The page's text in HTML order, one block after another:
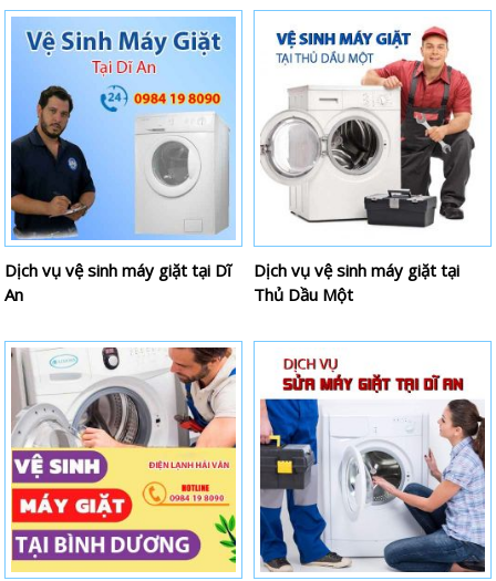
Dịch vụ vệ sinh máy giặt tại Dĩ
An
Dịch vụ vệ sinh máy giặt tại
Thủ Dầu Một